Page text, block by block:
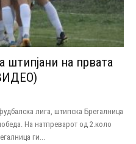
штипјани на првата
лига, штипска Брегалница
На натпреварот од 2.коло
ги...